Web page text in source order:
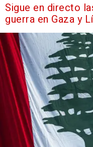
Sigue en directo
guerra en Gaza y